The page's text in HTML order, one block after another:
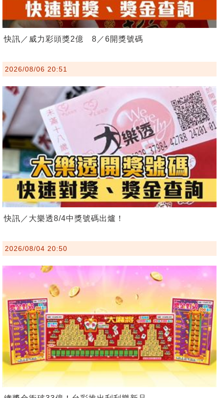
快訊／威力彩頭獎2億 8／6開獎號碼
2026/08/06 20:51
快訊／大樂透8/4中獎號碼出爐！
2026/08/04 20:50